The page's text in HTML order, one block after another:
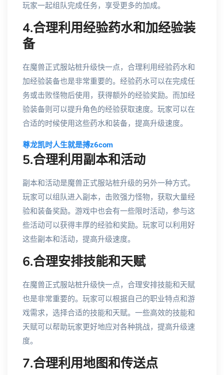
玩家一起组队完成任务，享受更多的加成。
4.合理利用经验药水和加经验装
备
在魔兽正式服站桩升级快一点，合理利用经验药水和
加经验装备也是非常重要的。经验药水可以在完成任
务或击败怪物后使用，获得额外的经验奖励。而加经
验装备则可以提升角色的经验获取速度。玩家可以在
合适的时候使用这些药水和装备，提高升级速度。
尊龙凯时人生就是搏z6com
5.合理利用副本和活动
副本和活动是魔兽正式服站桩升级的另外一种方式。
玩家可以组队进入副本，击败强力怪物，获取大量经
验和装备奖励。游戏中也会有一些限时活动，参与这
些活动可以获得丰厚的经验和奖励。玩家可以利用好
这些副本和活动，提高升级速度。
6.合理安排技能和天赋
在魔兽正式服站桩升级快一点，合理安排技能和天赋
也是非常重要的。玩家可以根据自己的职业特点和游
戏需求，选择合适的技能和天赋。一些高效的技能和
天赋可以帮助玩家更好地应对各种挑战，提高升级速
度。
7.合理利用地图和传送点